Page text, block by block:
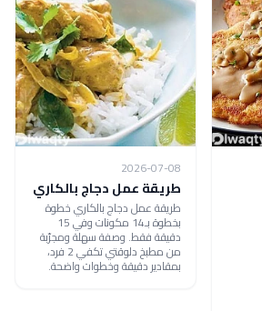
2026-07-08
طريقة عمل دجاج بالكاري
طريقة عمل دجاج بالكاري خطوة
بخطوة بـ14 مكونات وفي 15
دقيقة فقط. وصفة سهلة ومجرّبة
من مطبخ دلوقتي تكفي 2 فرد،
بمقادير دقيقة وخطوات واضحة.